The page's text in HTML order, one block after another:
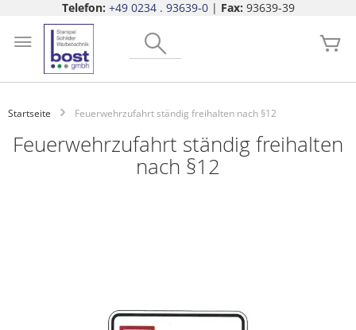
Telefon: +49 0234 . 93639-0| Fax: 93639-39
springen
Startseite Feuerwehrzufahrt ständig freihalten nach §12
Feuerwehrzufahrt ständig freihalten
nach §12